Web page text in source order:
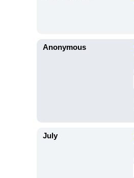
Anonymous
July